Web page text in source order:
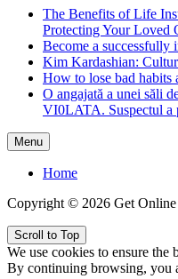
The Benefits of Life
Protecting Your Loved
Become a successfully
Kim Kardashian:
How to lose bad habits
O angajată a unei săli
VI0LATA. Suspectul a
Menu
Home
Copyright © 2026 Get Online
Scroll to Top
We use cookies to ensure the
By continuing browsing, you